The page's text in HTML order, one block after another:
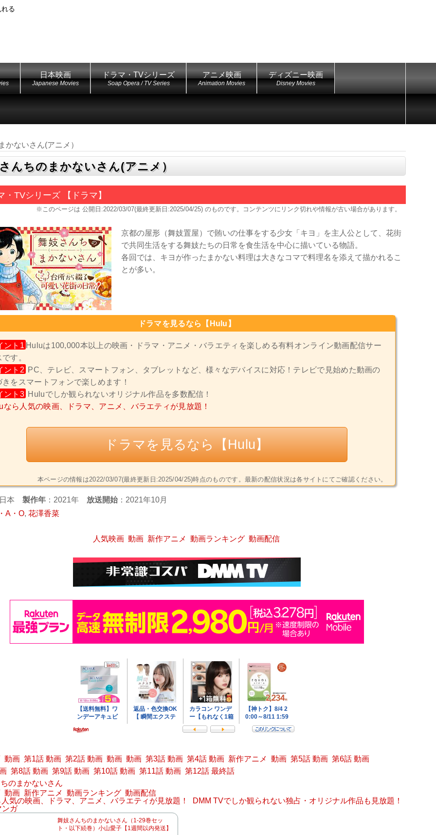
る
日本映画
Japanese Movies
ドラマ・TVシリーズ
Soap Opera / TV Series
アニメ映画
Animation Movies
ディズニー映画
Disney Movies
かないさん(アニメ）
んちのまかないさん(アニメ）
・TVシリーズ 【ドラマ】
※このページは 公開日:2022/03/07(最終更新日:2025/04/25) のものです。コンテンツにリンク切れや情報が古い場合があります。
京都の屋形（舞妓置屋）で賄いの仕事をする少女「キヨ」を主人公として、花街
で共同生活をする舞妓たちの日常を食生活を中心に描いている物語。
各回では、キヨが作ったまかない料理は大きなコマで料理名を添えて描かれるこ
とが多い。
ドラマを見るなら【Hulu】
ント1 Huluは100,000本以上の映画・ドラマ・アニメ・バラエティを楽しめる有料オンライン動画配信サー
す。
ント2 PC、テレビ、スマートフォン、タブレットなど、様々なデバイスに対応！テレビで見始めた動画の
きをスマートフォンで楽しめます！
ント3 Huluでしか観られないオリジナル作品を多数配信！
なら人気の映画、ドラマ、アニメ、バラエティが見放題！
ドラマを見るなら【Hulu】
本ページの情報は2022/03/07(最終更新日:2025/04/25)時点のものです。最新の配信状況は各サイトにてご確認ください。
本 製作年 ：2021年 放送開始 ：2021年10月
A・O, 花澤香菜
人気映画 動画 新作アニメ 動画ランキング 動画配信
動画 第1話 動画 第2話 動画 動画 動画 第3話 動画 第4話 動画 新作アニメ 動画 第5話 動画 第6話 動画
第8話 動画 第9話 動画 第10話 動画 第11話 動画 第12話 最終話
のまかないさん
動画 新作アニメ 動画ランキング 動画配信
気の映画、ドラマ、アニメ、バラエティが見放題！
DMM TVでしか観られない独占・オリジナル作品も見放題！
ンガ
舞妓さんちのまかないさん（1-29巻セッ
ト・以下続巻）小山愛子【1週間以内発送】